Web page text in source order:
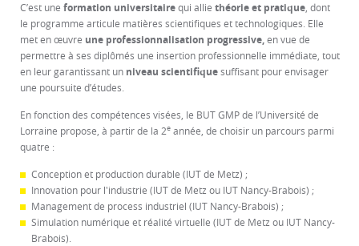
C’est une formation universitairequi allie théorie et pratique, dont
le programme articule matières scientifiques et technologiques. Elle
met en œuvre une professionnalisation progressive,en vue de
permettre à ses diplômés une insertion professionnelle immédiate, tout
en leur garantissant un niveau scientifiquesuffisant pour envisager
une poursuite d’études.
En fonction des compétences visées, le BUT GMP de l’Université de
Lorraine propose, à partir de la 2eannée, de choisir un parcours parmi
quatre :
Conception et production durable (IUT de Metz) ;
Innovation pour l'industrie (IUT de Metz ou IUT Nancy-Brabois) ;
Management de process industriel (IUT Nancy-Brabois) ;
Simulation numérique et réalité virtuelle (IUT de Metz ou IUT Nancy-
Brabois).